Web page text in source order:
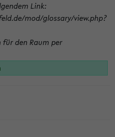
Link:
mod/glossary/view.php?
den Raum per